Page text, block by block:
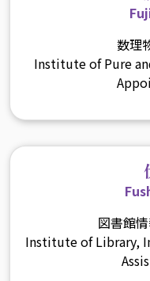
数理
Institute of Pure
図書館
Institute of Library,